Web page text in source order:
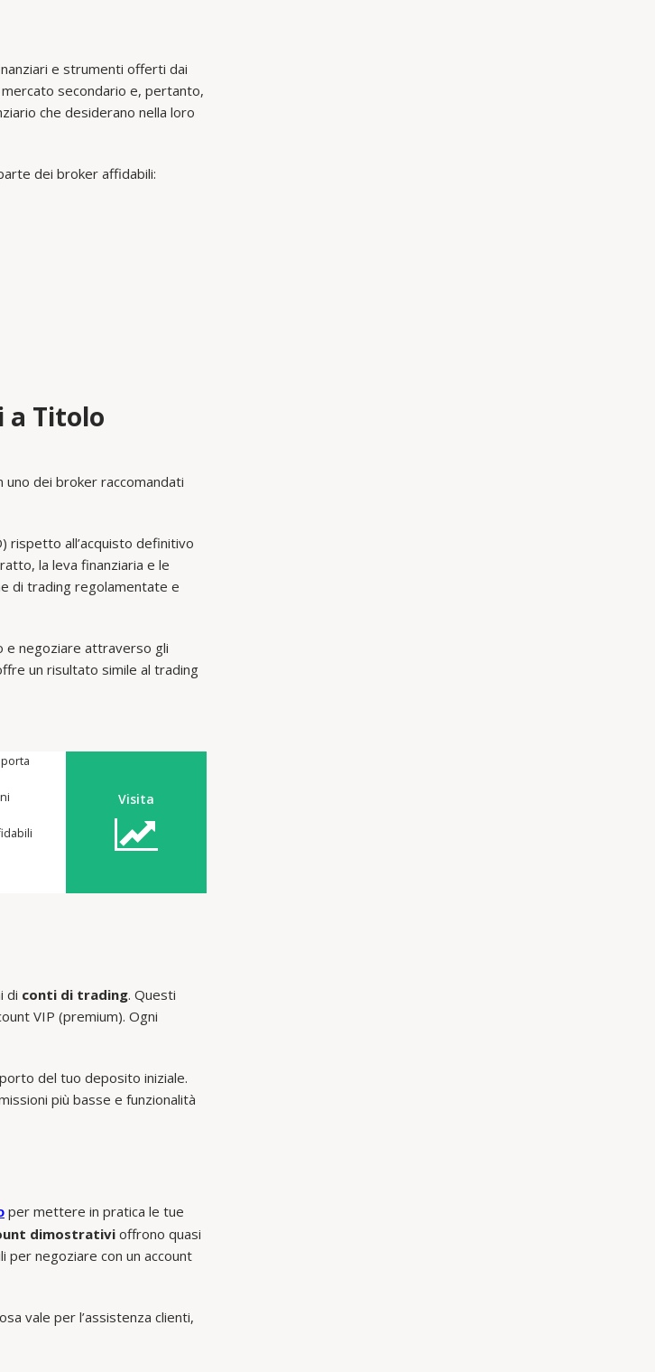
e strumenti offerti dai
secondario e, pertanto,
che desiderano nella loro
dei broker affidabili:
a Titolo
uno dei broker raccomandati
rispetto all’acquisto definitivo
la leva finanziaria e le
di trading regolamentate e
e negoziare attraverso gli
un risultato simile al trading
Visita
di conti di trading. Questi
VIP (premium). Ogni
del tuo deposito iniziale.
più basse e funzionalità
per mettere in pratica le tue
dimostrativi offrono quasi
negoziare con un account
vale per l’assistenza clienti,